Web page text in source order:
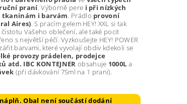
ruční praní. Výborně pere i při nízkých
i barvám. Prádlo provoní
Aires). S pracím gelem HEY! XXL si tak
Vašeho oblečení, ale také pocit
s největší péčí. Vyzkoušejte HEY! POWER
barvami, které vyvolají obdiv kdekoli se
provozy prádelen, prodejce
atd. IBC KONTEJNER obsahuje 1000L a
(při dávkování 75ml na 1 praní).
Obal není součástí dodání